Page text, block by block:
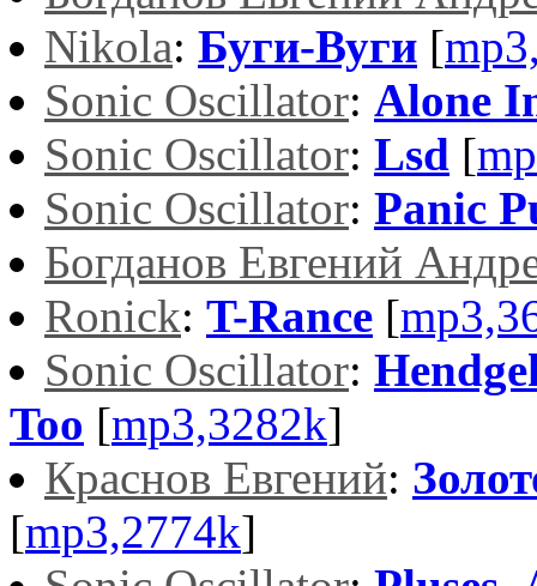
Nikola: Буги-Вуги [
Sonic Oscillator: Alone
Sonic Oscillator: Lsd [
Sonic Oscillator: Panic
Богданов Евгений
Ronick: T-Rance [
Sonic Oscillator:
Too [mp3,3282k]
Краснов Евгений:
[mp3,2774k]